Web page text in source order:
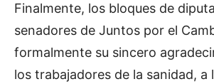
Finalmente, los bloques de
senadores de Juntos por el
formalmente su sincero
los trabajadores de la sanidad, a